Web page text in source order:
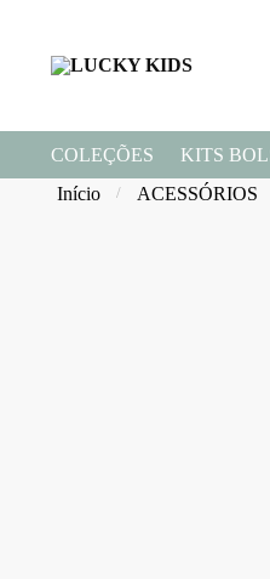
COLEÇÕES KITS
Início
/ ACESSÓRIOS